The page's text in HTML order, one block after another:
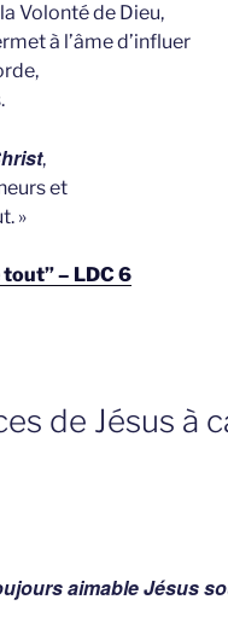
Volonté de Dieu,
à l’âme d’influer
,
et
»
tout” – LDC 6
de Jésus à
aimable Jésus